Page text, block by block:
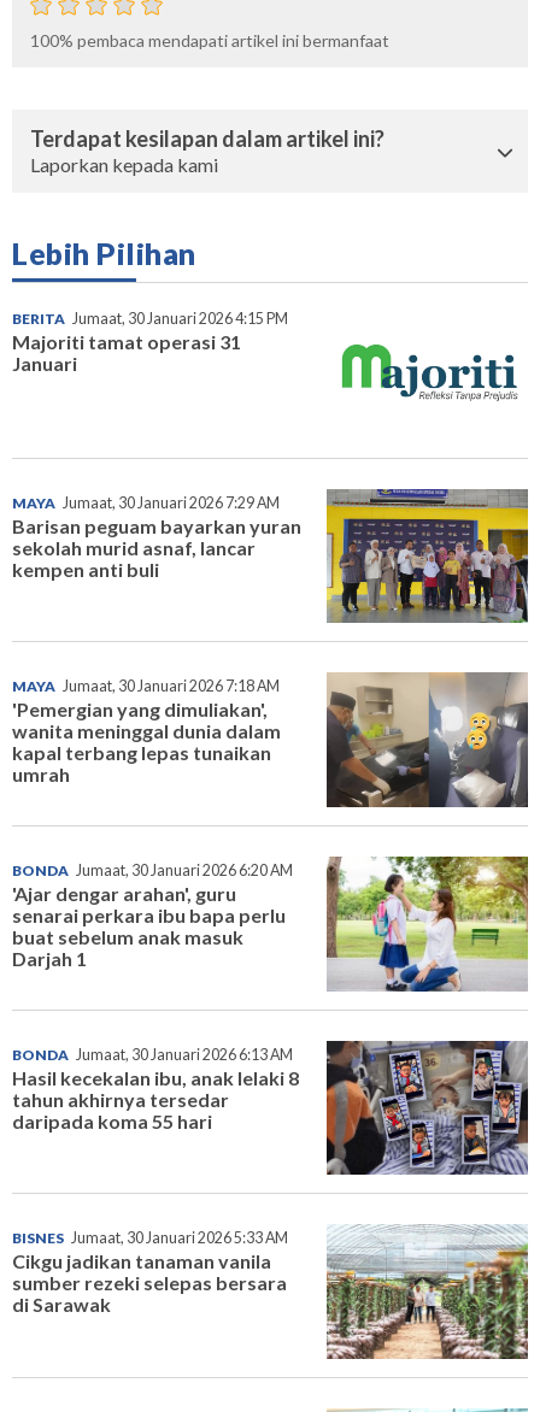
100% pembaca mendapati artikel ini bermanfaat
Terdapat kesilapan dalam artikel ini?
Laporkan kepada kami
Lebih Pilihan
BERITA Jumaat, 30 Januari 2026 4:15 PM
Majoriti tamat operasi 31
Januari
MAYA Jumaat, 30 Januari 2026 7:29 AM
Barisan peguam bayarkan yuran
sekolah murid asnaf, lancar
kempen anti buli
MAYA Jumaat, 30 Januari 2026 7:18 AM
'Pemergian yang dimuliakan',
wanita meninggal dunia dalam
kapal terbang lepas tunaikan
umrah
BONDA Jumaat, 30 Januari 2026 6:20 AM
'Ajar dengar arahan', guru
senarai perkara ibu bapa perlu
buat sebelum anak masuk
Darjah 1
BONDA Jumaat, 30 Januari 2026 6:13 AM
Hasil kecekalan ibu, anak lelaki 8
tahun akhirnya tersedar
daripada koma 55 hari
BISNES Jumaat, 30 Januari 2026 5:33 AM
Cikgu jadikan tanaman vanila
sumber rezeki selepas bersara
di Sarawak